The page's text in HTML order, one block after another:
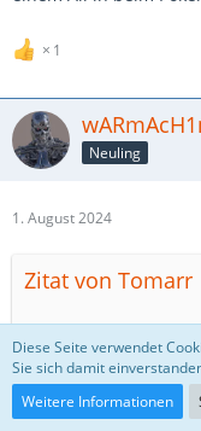
1
Neuling
1. August 2024
Zitat von Tomarr
Ich würde damit im
Verträge im Internet
Verträgen gelernt.
Diese Seite verwendet
Sie sich damit
Weitere Informationen